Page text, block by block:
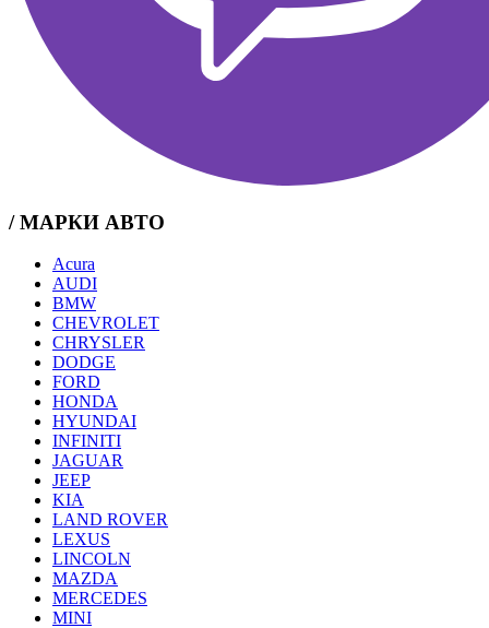
/ МАРКИ АВТО
Acura
AUDI
BMW
CHEVROLET
CHRYSLER
DODGE
FORD
HONDA
HYUNDAI
INFINITI
JAGUAR
JEEP
KIA
LAND ROVER
LEXUS
LINCOLN
MAZDA
MERCEDES
MINI